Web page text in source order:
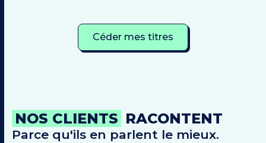
Céder mes titres
NOS CLIENTS RACONTENT
Parce qu'ils en parlent le mieux.